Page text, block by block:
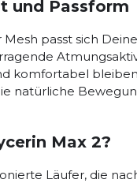
und Passform
passt sich
komfortabel
natürliche
Max 2?
Läufer, die